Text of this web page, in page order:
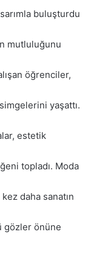
buluşturdu
mutluluğunu
öğrenciler,
yaşattı.
estetik
topladı. Moda
daha sanatın
gözler önüne